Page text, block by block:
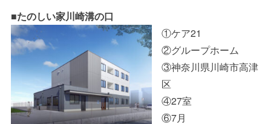
■たのしい家川崎溝の口
①ケア21
②グループホーム
③神奈川県川崎市高津
区
④27室
⑥7月